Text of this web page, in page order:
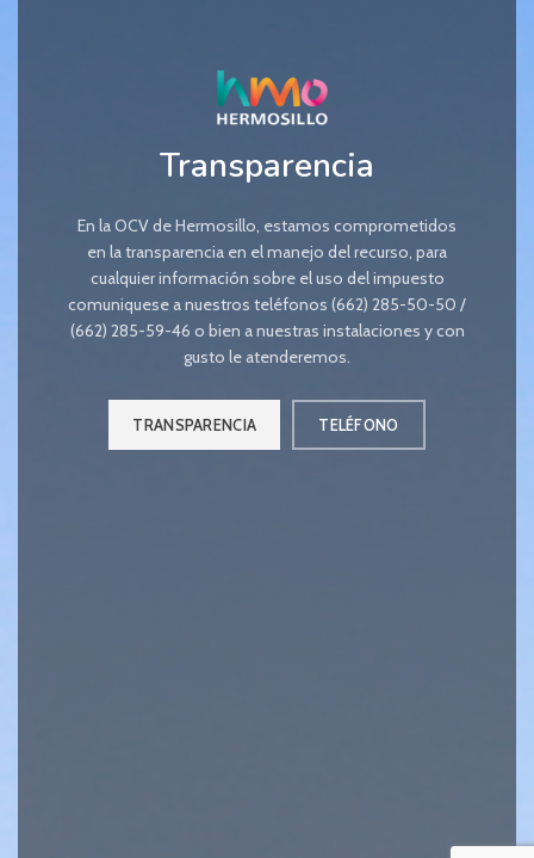
Transparencia
En la OCV de Hermosillo, estamos comprometidos
en la transparencia en el manejo del recurso, para
cualquier información sobre el uso del impuesto
comuniquese a nuestros teléfonos (662) 285-50-50 /
(662) 285-59-46 o bien a nuestras instalaciones y con
gusto le atenderemos.
TRANSPARENCIA TELÉFONO